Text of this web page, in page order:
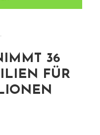
36
FÜR